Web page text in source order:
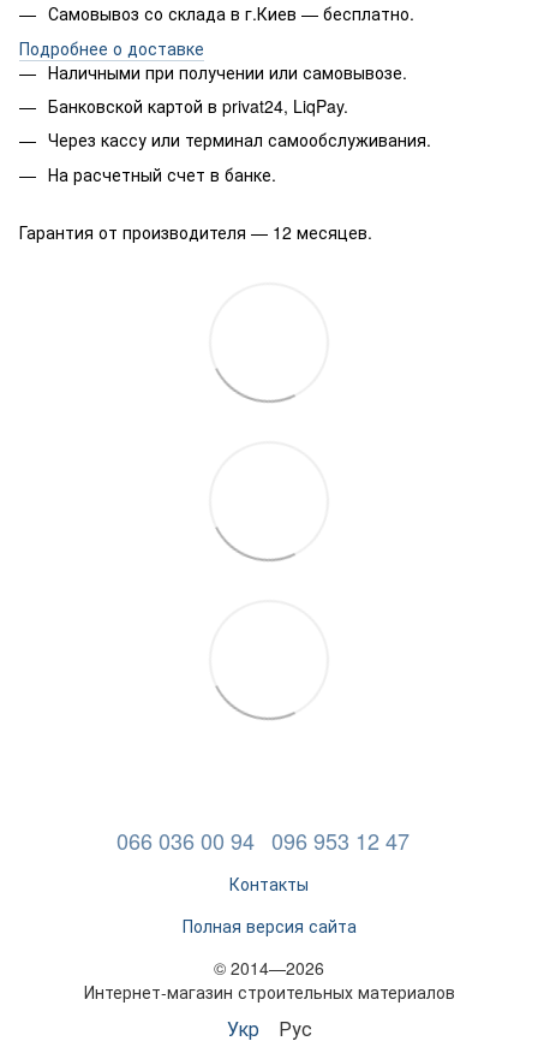
Самовывоз со склада в г.Киев — бесплатно.
Подробнее о доставке
Наличными при получении или самовывозе.
Банковской картой в privat24, LiqPay.
Через кассу или терминал самообслуживания.
На расчетный счет в банке.
Гарантия от производителя — 12 месяцев.
066 036 00 94 096 953 12 47
Контакты
Полная версия сайта
© 2014—2026
Интернет-магазин строительных материалов
Укр Рус